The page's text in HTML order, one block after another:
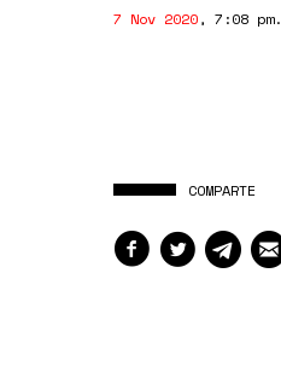
7 Nov 2020, 7:08 pm.
COMPARTE